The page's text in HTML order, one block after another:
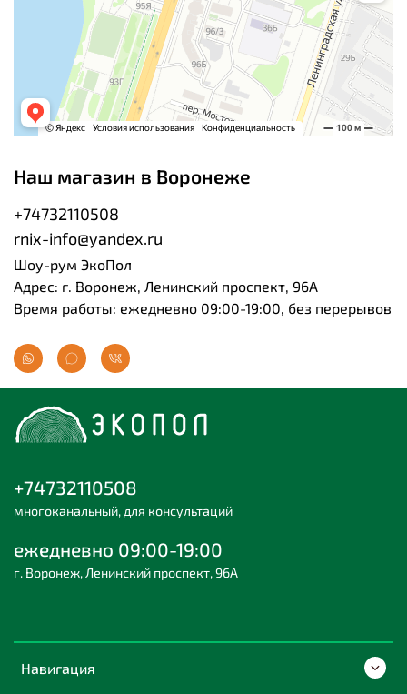
Наш магазин в Воронеже
+74732110508
rnix-info@yandex.ru
Шоу-рум ЭкоПол
Адрес: г. Воронеж, Ленинский проспект, 96А
Время работы: ежедневно 09:00-19:00, без перерывов
Навигация
+74732110508
многоканальный, для консультаций
ежедневно 09:00-19:00
г. Воронеж, Ленинский проспект, 96А